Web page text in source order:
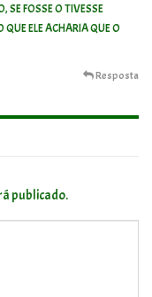
SE FOSSE O TIVESSE
ELE ACHARIA QUE O
Resposta
publicado.